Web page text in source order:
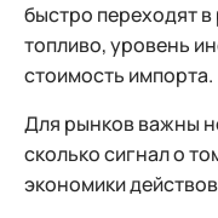
быстро переходят
топливо, уровень
стоимость импорта.
Для рынков важны
сколько сигнал о
экономики